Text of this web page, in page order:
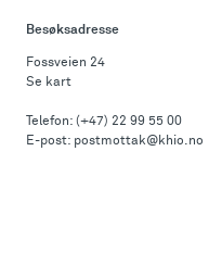
Besøksadresse
Fossveien 24
Se kart
Telefon: (+47) 22 99 55 00
E-post: postmottak@khio.no